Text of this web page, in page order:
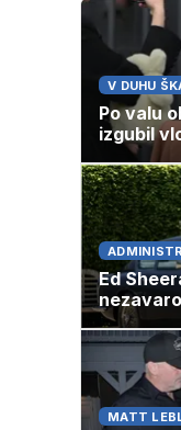
V DUHU
Po valu
izgubil
Ed
MATT